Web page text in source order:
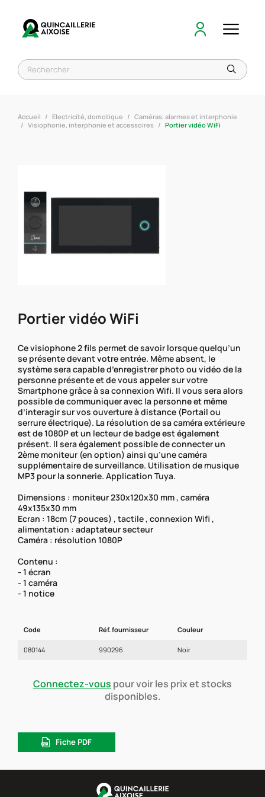
Accueil Electricité, domotique
Caméras, alarmes et interphonie
Visiophonie, interphonie et accessoires
Portier vidéo WiFi
Portier vidéo WiFi
Ce visiophone 2 fils permet de savoir lorsque quelqu’un
se présente devant votre entrée. Même absent, le
système sera capable d’enregistrer photo ou vidéo de la
personne présente et de vous appeler sur votre
Smartphone grâce à sa connexion Wifi. Il vous sera alors
possible de communiquer avec la personne et même
d’interagir sur vos ouverture à distance (Portail ou
serrure électrique). La résolution de sa caméra extérieure
est de 1080P et un lecteur de badge est également
présent. Il sera également possible de connecter un
2ème moniteur (en option) ainsi qu’une caméra
supplémentaire de surveillance. Utilisation de musique
MP3 pour la sonnerie. Application Tuya.
Dimensions : moniteur 230x120x30 mm , caméra
49x135x30 mm
Ecran : 18cm (7 pouces) , tactile , connexion Wifi ,
alimentation : adaptateur secteur
Caméra : résolution 1080P
Contenu :
- 1 écran
- 1 caméra
- 1 notice
Code Réf. fournisseur Couleur
080144 990296 Noir
Connectez-vous pour voir les prix et stocks
disponibles.
Fiche PDF